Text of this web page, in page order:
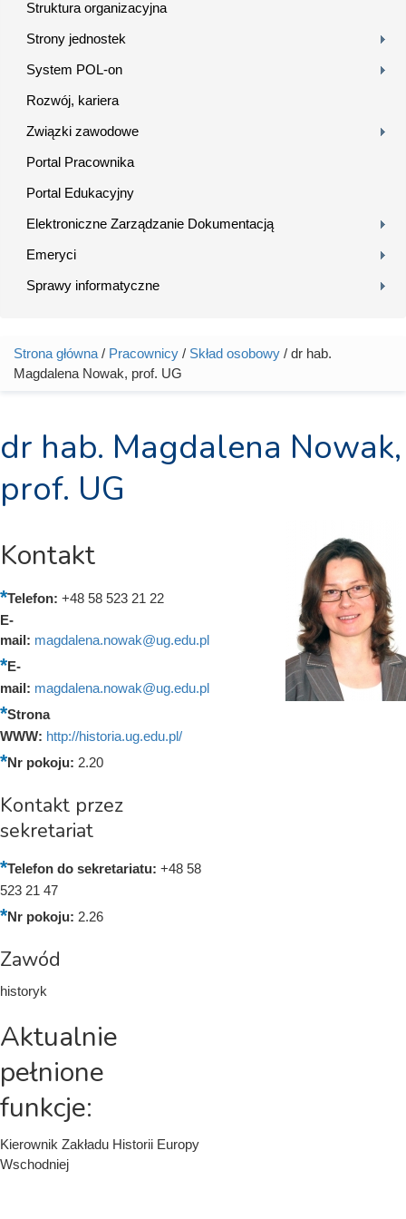
Struktura organizacyjna
Strony jednostek
System POL-on
Rozwój, kariera
Związki zawodowe
Portal Pracownika
Portal Edukacyjny
Elektroniczne Zarządzanie Dokumentacją
Emeryci
Sprawy informatyczne
Jesteś tutaj
Strona główna / Pracownicy / Skład osobowy / dr hab.
Magdalena Nowak, prof. UG
dr hab. Magdalena Nowak,
prof. UG
Kontakt
Telefon: +48 58 523 21 22
E-
mail: magdalena.nowak@ug.edu.pl
E-
mail: magdalena.nowak@ug.edu.pl
Strona
WWW: http://historia.ug.edu.pl/
Nr pokoju: 2.20
Kontakt przez
sekretariat
Telefon do sekretariatu: +48 58
523 21 47
Nr pokoju: 2.26
Zawód
historyk
Aktualnie
pełnione
funkcje:
Kierownik Zakładu Historii Europy
Wschodniej